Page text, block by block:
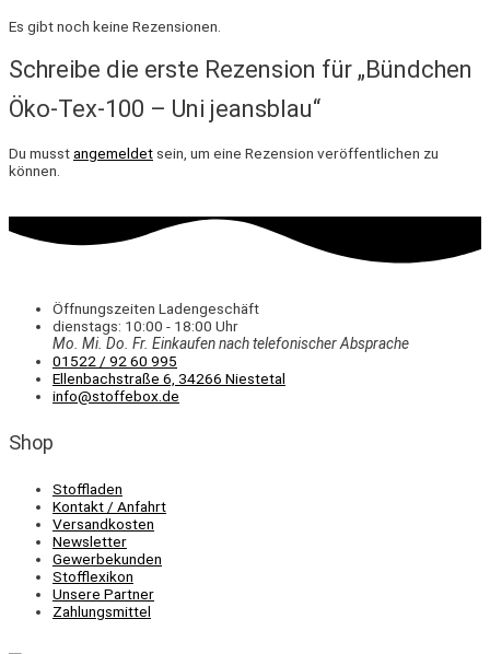
Es gibt noch keine Rezensionen.
Schreibe die erste Rezension für „Bündchen
Öko-Tex-100 – Uni jeansblau“
Du musstangemeldet sein, um eine Rezension veröffentlichen zu
können.
Öffnungszeiten Ladengeschäft
dienstags: 10:00 - 18:00 Uhr
Mo. Mi. Do. Fr. Einkaufennach telefonischer Absprache
01522 / 92 60 995
Ellenbachstraße 6, 34266 Niestetal
info@stoffebox.de
Shop
Stoffladen
Kontakt / Anfahrt
Versandkosten
Newsletter
Gewerbekunden
Stofflexikon
Unsere Partner
Zahlungsmittel